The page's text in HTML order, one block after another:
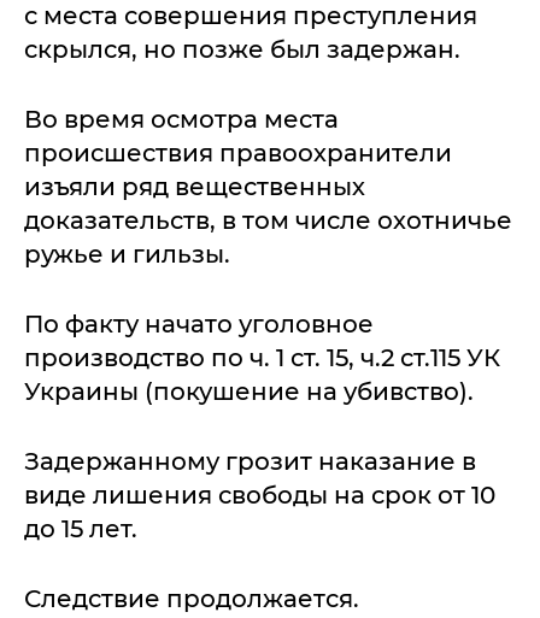
с места совершения преступления
скрылся, но позже был задержан.
Во время осмотра места
происшествия правоохранители
изъяли ряд вещественных
доказательств, в том числе охотничье
ружье и гильзы.
По факту начато уголовное
производство по ч. 1 ст. 15, ч.2 ст.115 УК
Украины (покушение на убивство).
Задержанному грозит наказание в
виде лишения свободы на срок от 10
до 15 лет.
Следствие продолжается.